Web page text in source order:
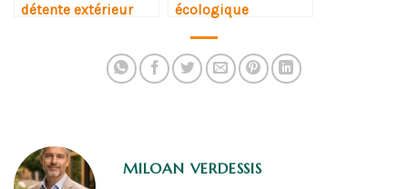
détente extérieur
écologique
MILOAN VERDESSIS